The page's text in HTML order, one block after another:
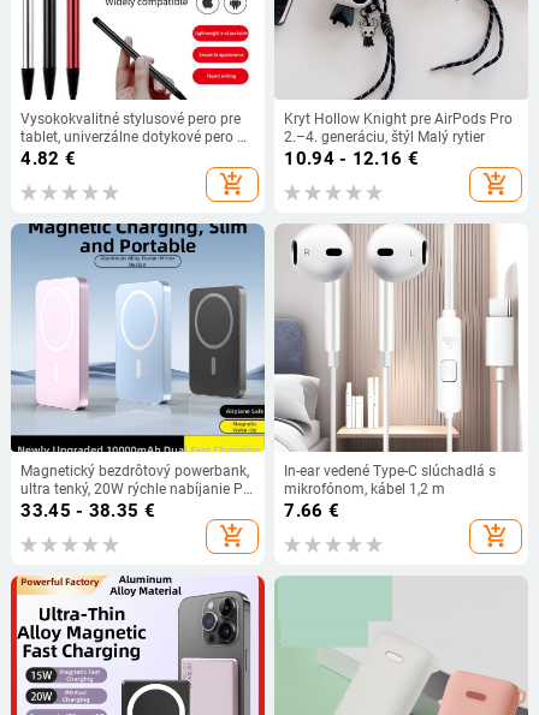
Vysokokvalitné stylusové pero pre
tablet, univerzálne dotykové pero 2
v 1, kapacitné pero pre mobilný
4.82 €
add_shopping_cart
Kryt Hollow Knight pre AirPods Pro
2.–4. generáciu, štýl Malý rytier
10.94 - 12.16 €
add_shopping_cart
Magnetický bezdrôtový powerbank,
ultra tenký, 20W rýchle nabíjanie PD,
MagSafe, kovové puzdro
33.45 - 38.35 €
add_shopping_cart
In-ear vedené Type-C slúchadlá s
mikrofónom, kábel 1,2 m
7.66 €
add_shopping_cart